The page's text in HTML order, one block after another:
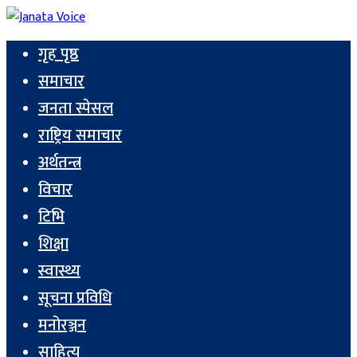
गृह पृष्ठ
समाचार
जनता स्पेसल
राष्ट्रिय समाचार
अर्थतन्त्र
विचार
टिभि
शिक्षा
स्वास्थ्य
सूचना प्रविधि
मनोरञ्जन